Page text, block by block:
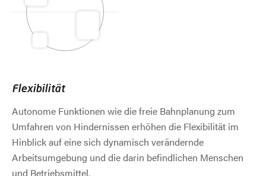
Flexibilität
Autonome Funktionen wie die freie Bahnplanung zum
Umfahren von Hindernissen erhöhen die Flexibilität im
Hinblick auf eine sich dynamisch verändernde
Arbeitsumgebung und die darin befindlichen Menschen
und Betriebsmittel.